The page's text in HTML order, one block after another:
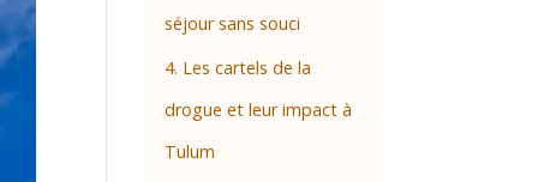
séjour sans souci
4. Les cartels de la
drogue et leur impact à
Tulum